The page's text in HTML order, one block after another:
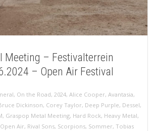
Meeting – Festivalterrein
– Open Air Festival
, On the Road, 2024, Alice Cooper, Avantasia,
Dickinson, Corey Taylor, Deep Purple, Dessel,
, Graspop Metal Meeting, Hard Rock, Heavy Metal,
Open Air, Rival Sons, Scorpions, Sommer, Tobias